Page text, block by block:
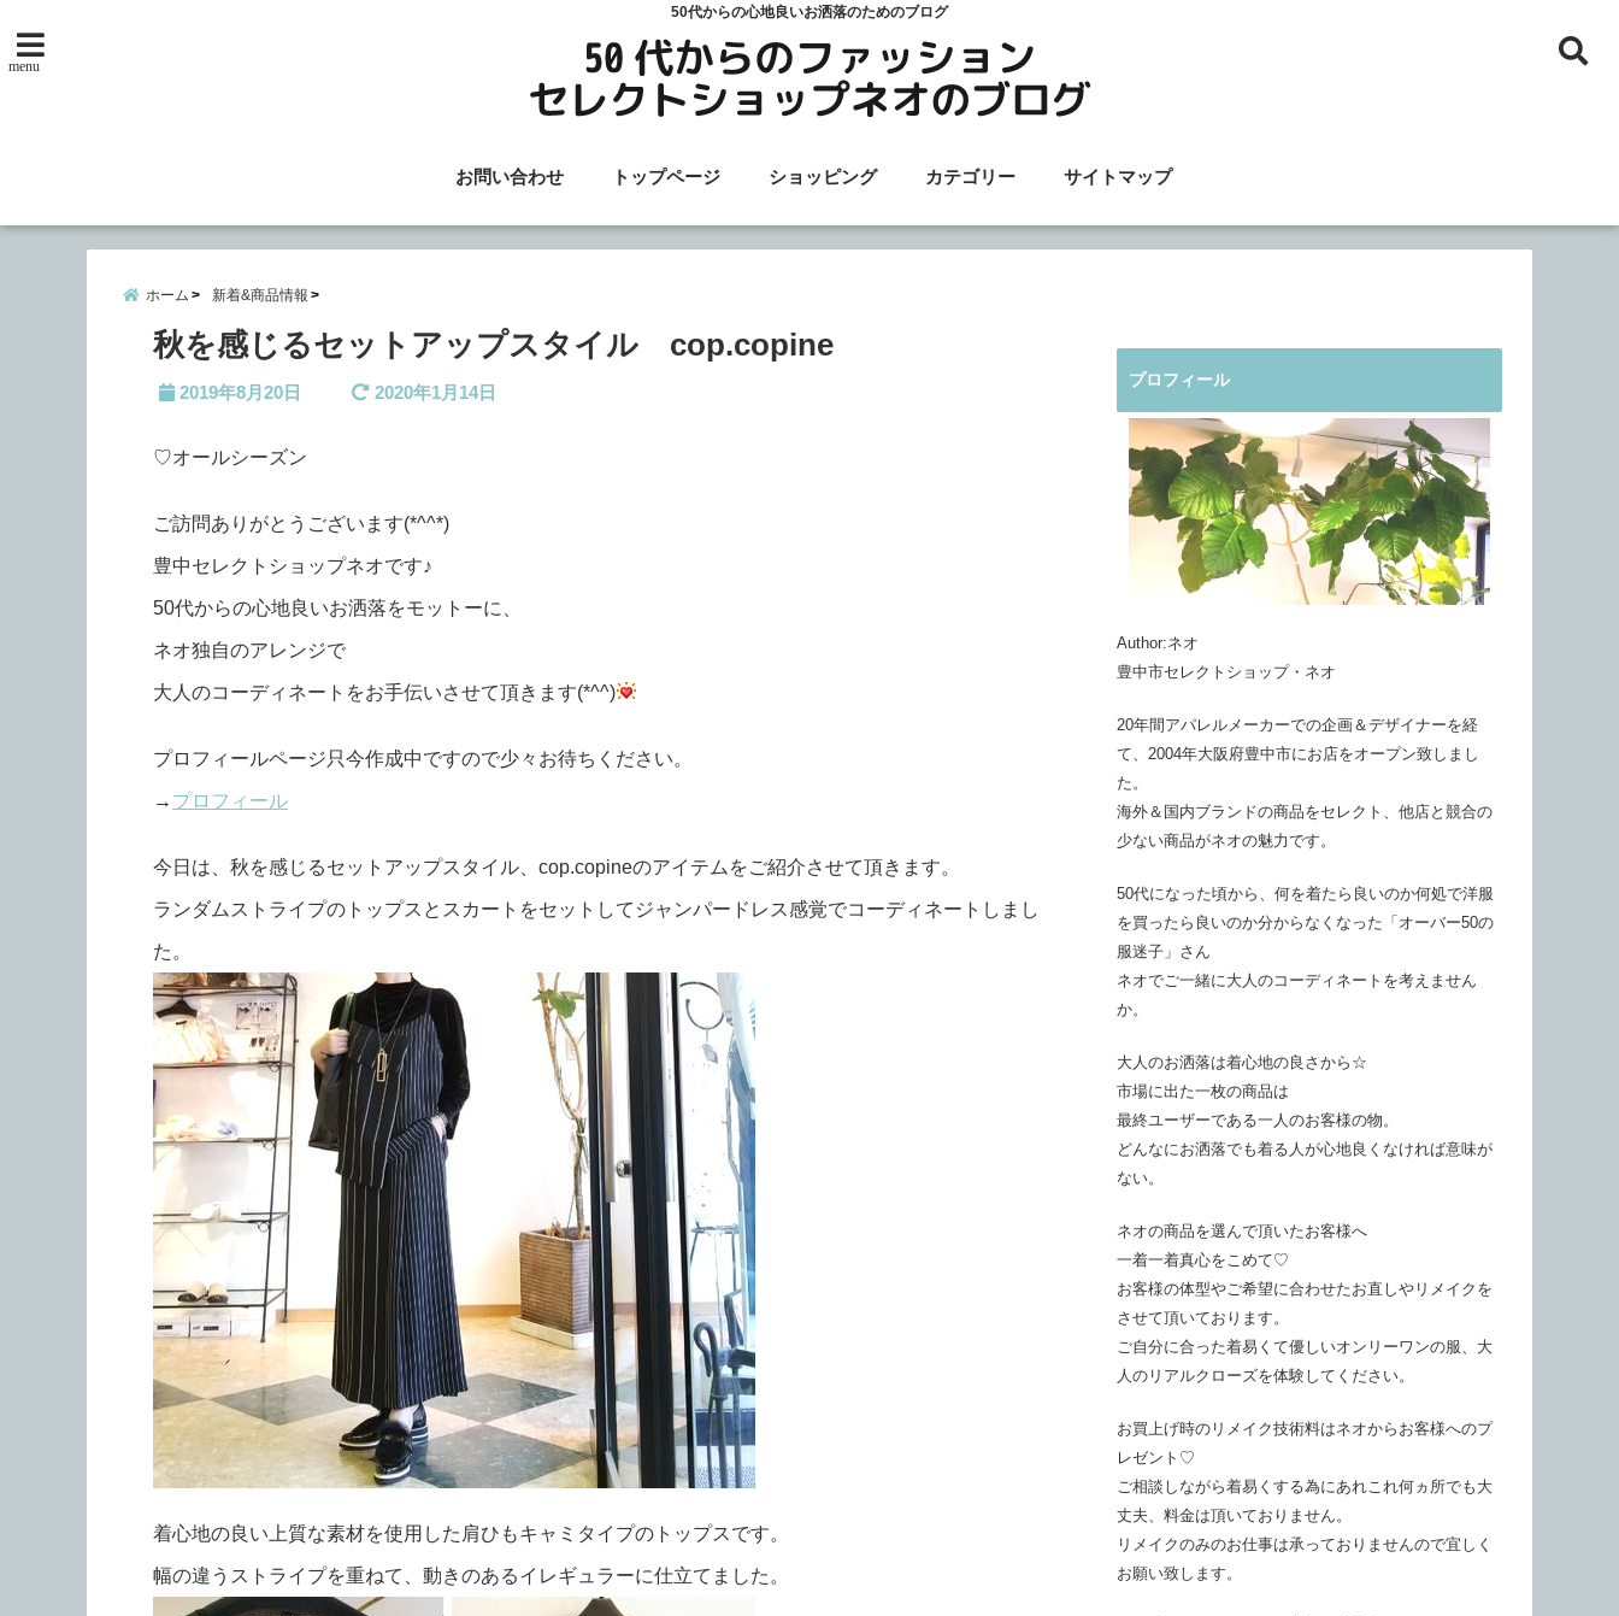
50代からの心地良いお洒落のためのブログ
menu
お問い合わせ トップページ ショッピング カテゴリー サイトマップ
ホーム 新着&商品情報
秋を感じるセットアップスタイル cop.copine
2019年8月20日 2020年1月14日
♡オールシーズン
ご訪問ありがとうございます(*^^*)
豊中セレクトショップネオです♪
50代からの心地良いお洒落をモットーに、
ネオ独自のアレンジで
大人のコーディネートをお手伝いさせて頂きます(*^^)
プロフィールページ只今作成中ですので少々お待ちください。
→ プロフィール
今日は、秋を感じるセットアップスタイル、cop.copineのアイテムをご紹介させて頂きます。
ランダムストライプのトップスとスカートをセットしてジャンパードレス感覚でコーディネートしまし
た。
着心地の良い上質な素材を使用した肩ひもキャミタイプのトップスです。
幅の違うストライプを重ねて、動きのあるイレギュラーに仕立てました。
プロフィール
Author:ネオ
豊中市セレクトショップ・ネオ
20年間アパレルメーカーでの企画＆デザイナーを経
て、2004年大阪府豊中市にお店をオープン致しまし
た。
海外＆国内ブランドの商品をセレクト、他店と競合の
少ない商品がネオの魅力です。
50代になった頃から、何を着たら良いのか何処で洋服
を買ったら良いのか分からなくなった「オーバー50の
服迷子」さん
ネオでご一緒に大人のコーディネートを考えません
か。
大人のお洒落は着心地の良さから☆
市場に出た一枚の商品は
最終ユーザーである一人のお客様の物。
どんなにお洒落でも着る人が心地良くなければ意味が
ない。
ネオの商品を選んで頂いたお客様へ
一着一着真心をこめて♡
お客様の体型やご希望に合わせたお直しやリメイクを
させて頂いております。
ご自分に合った着易くて優しいオンリーワンの服、大
人のリアルクローズを体験してください。
お買上げ時のリメイク技術料はネオからお客様へのプ
レゼント♡
ご相談しながら着易くする為にあれこれ何ヵ所でも大
丈夫、料金は頂いておりません。
リメイクのみのお仕事は承っておりませんので宜しく
お願い致します。